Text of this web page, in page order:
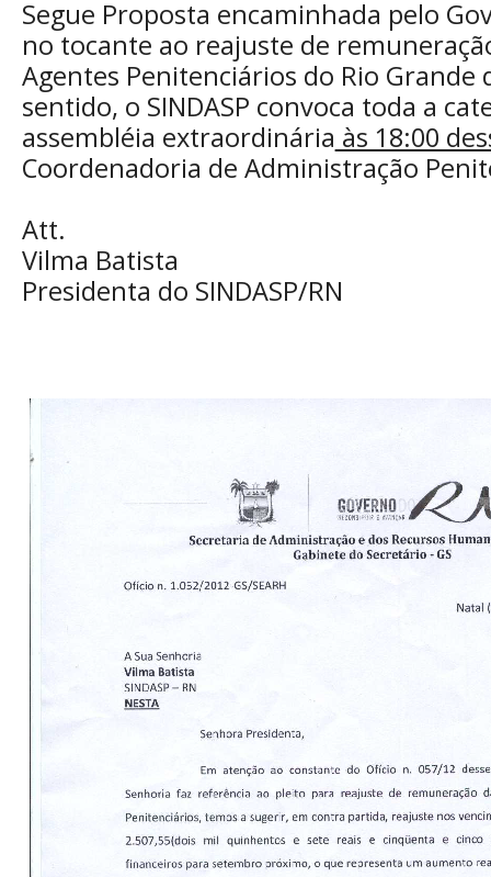
Segue Proposta encaminhada pelo
no tocante ao reajuste de
Agentes Penitenciários do Rio Grande
sentido, o SINDASP convoca toda a
assembléia extraordinária às 18:00
Coordenadoria de Administração
Att.
Vilma Batista
Presidenta do SINDASP/RN